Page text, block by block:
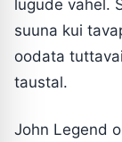
lugude vahel.
suuna kui
oodata
taustal.
John Legend